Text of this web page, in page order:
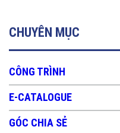
CHUYÊN MỤC
CÔNG TRÌNH
E-CATALOGUE
GÓC CHIA SẺ